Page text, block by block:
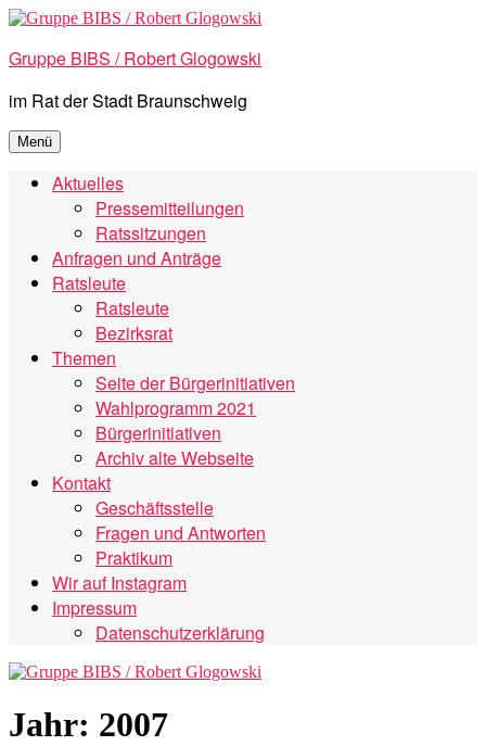
Zum
springen
Gruppe BIBS / Robert Glogowski
im Rat der Stadt Braunschweig
Menü
Aktuelles
Pressemitteilungen
Ratssitzungen
Anfragen und Anträge
Ratsleute
Ratsleute
Bezirksrat
Themen
Seite der Bürgerinitiativen
Wahlprogramm 2021
Bürgerinitiativen
Archiv alte Webseite
Kontakt
Geschäftsstelle
Fragen und Antworten
Praktikum
Wir auf Instagram
Impressum
Datenschutzerklärung
Jahr: 2007